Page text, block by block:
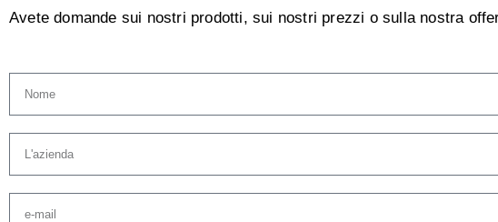
Avete domande sui nostri prodotti, sui nostri prezzi o sulla nostra